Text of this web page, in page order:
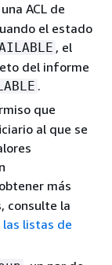
ACL de
el estado
, el
del informe
.
que
al que se
más
consulte la
listas de